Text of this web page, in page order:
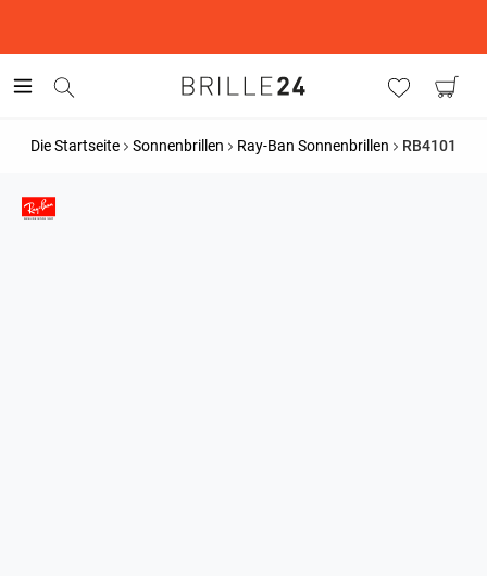
Die Startseite Sonnenbrillen Ray-Ban Sonnenbrillen RB4101